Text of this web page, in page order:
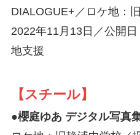
DIALOGUE+／ロケ地：
2022年11月13日／公開
地支援
【スチール】
●櫻庭ゆあ デジタル写真